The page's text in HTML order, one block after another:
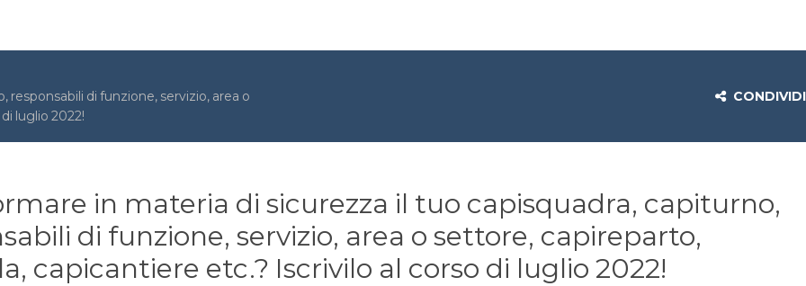
di funzione, servizio, area o
luglio 2022!
CONDIVIDI
in materia di sicurezza il tuo capisquadra, capiturno,
di funzione, servizio, area o settore, capireparto,
capicantiere etc.? Iscrivilo al corso di luglio 2022!